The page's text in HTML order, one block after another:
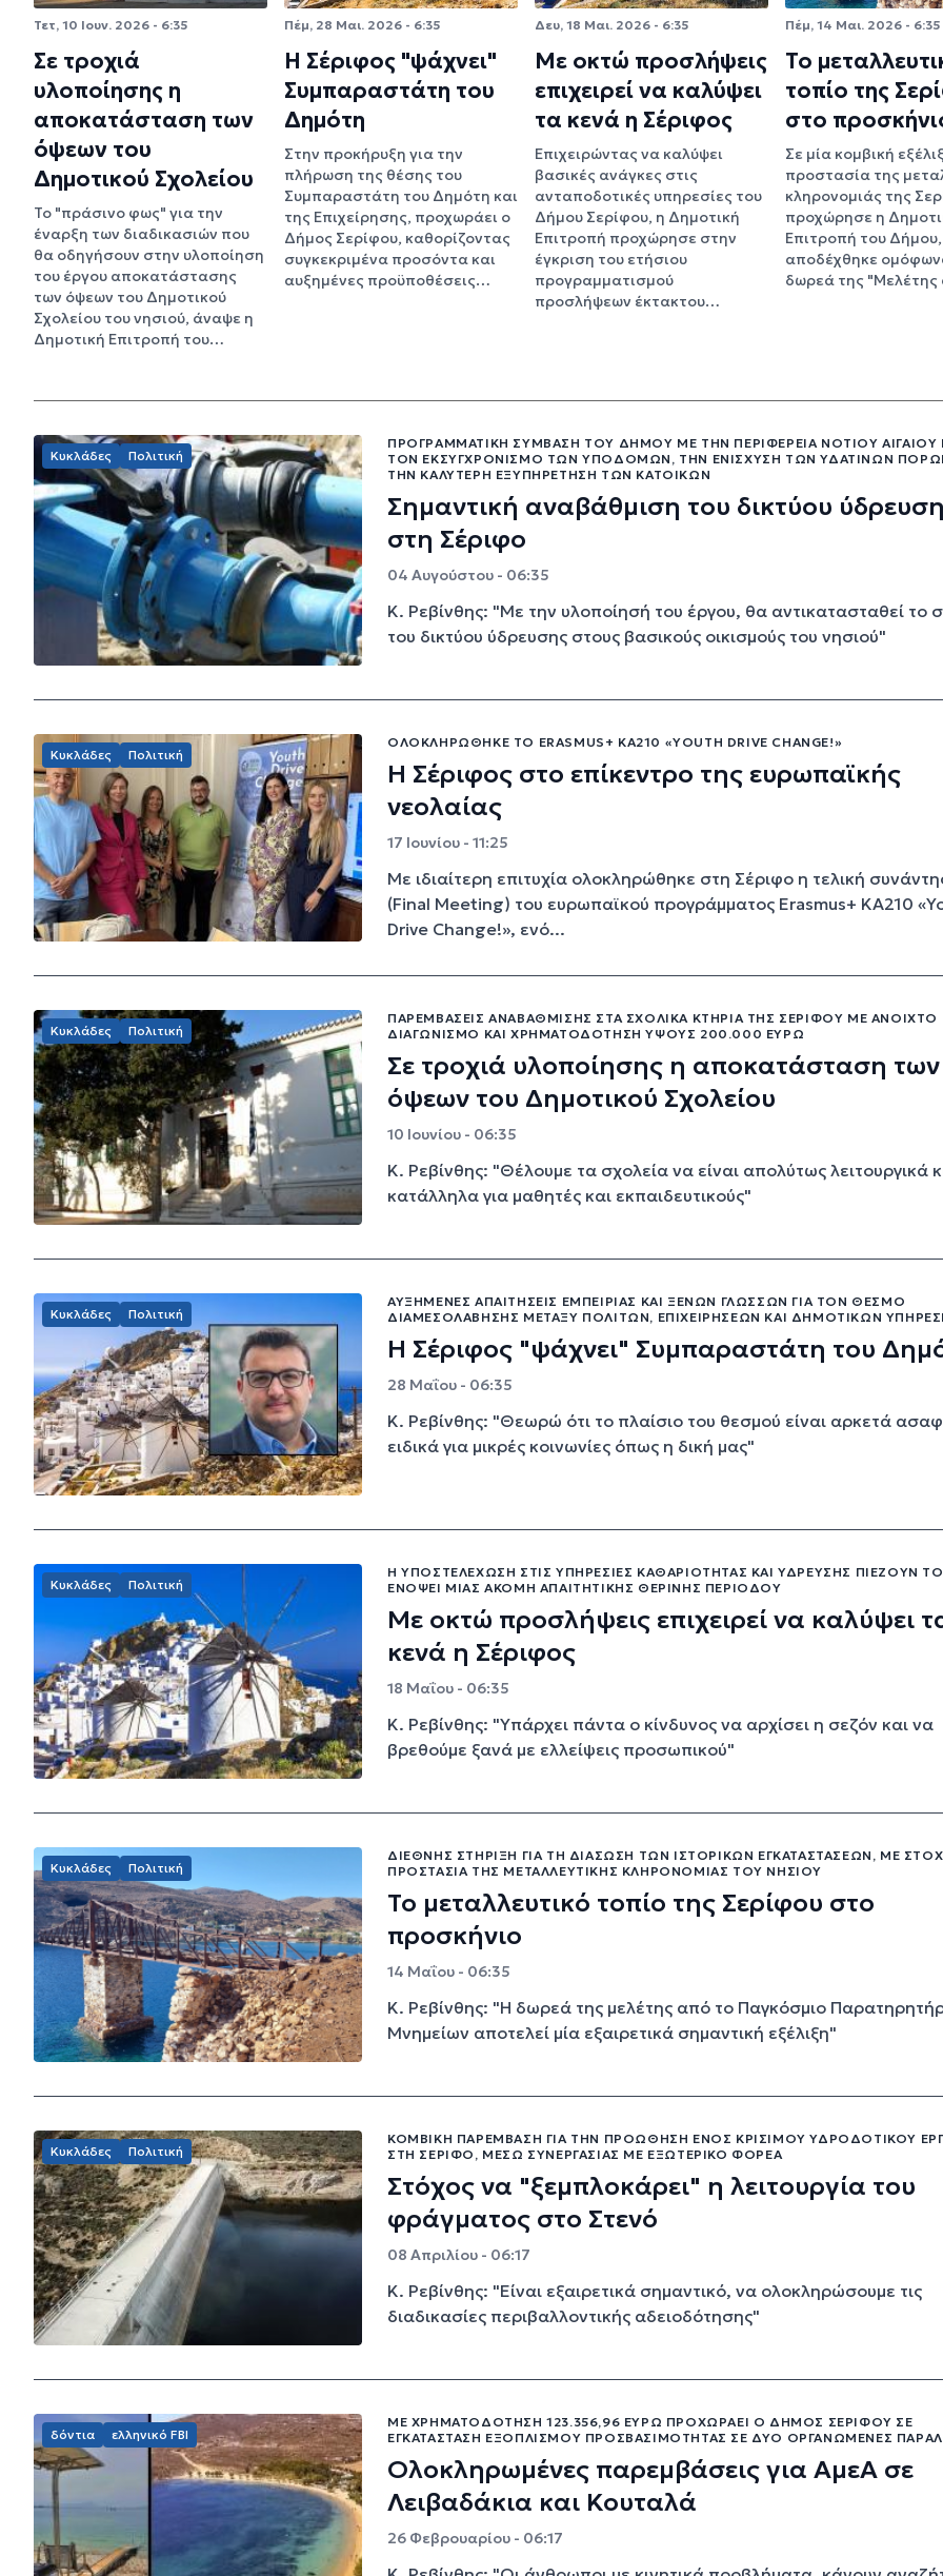
Τετ, 10 Ιουν. 2026 - 6:35
Σε τροχιά
υλοποίησης η
αποκατάσταση των
όψεων του
Δημοτικού Σχολείου
Το "πράσινο φως" για την
έναρξη των διαδικασιών που
θα οδηγήσουν στην υλοποίηση
του έργου αποκατάστασης
των όψεων του Δημοτικού
Σχολείου του νησιού, άναψε η
Δημοτική Επιτροπή του…
Πέμ, 28 Μαι. 2026 - 6:35
Η Σέριφος "ψάχνει"
Συμπαραστάτη του
Δημότη
Στην προκήρυξη για την
πλήρωση της θέσης του
Συμπαραστάτη του Δημότη και
της Επιχείρησης, προχωράει ο
Δήμος Σερίφου, καθορίζοντας
συγκεκριμένα προσόντα και
αυξημένες προϋποθέσεις…
Δευ, 18 Μαι. 2026 - 6:35
Με οκτώ προσλήψεις
επιχειρεί να καλύψει
τα κενά η Σέριφος
Επιχειρώντας να καλύψει
βασικές ανάγκες στις
ανταποδοτικές υπηρεσίες του
Δήμου Σερίφου, η Δημοτική
Επιτροπή προχώρησε στην
έγκριση του ετήσιου
προγραμματισμού
προσλήψεων έκτακτου…
Πέμ, 14 Μαι. 2026 - 6:35
Το
τοπίο της
στο
Σε μία κομβική
προστασία της
κληρονομιάς της
προχώρησε η
Επιτροπή του
αποδέχθηκε
δωρεά της
Κυκλάδες Πολιτική
ΠΡΟΓΡΑΜΜΑΤΙΚΉ ΣΎΜΒΑΣΗ ΤΟΥ ΔΉΜΟΥ ΜΕ ΤΗΝ ΠΕΡΙΦΈΡΕΙΑ ΝΟΤΊΟΥ ΑΙΓΑΊΟΥ
ΤΟΝ ΕΚΣΥΓΧΡΟΝΙΣΜΌ ΤΩΝ ΥΠΟΔΟΜΏΝ, ΤΗΝ ΕΝΊΣΧΥΣΗ ΤΩΝ ΥΔΆΤΙΝΩΝ
ΤΗΝ ΚΑΛΎΤΕΡΗ ΕΞΥΠΗΡΈΤΗΣΗ ΤΩΝ ΚΑΤΟΊΚΩΝ
Σημαντική αναβάθμιση του δικτύου
στη Σέριφο
04 Αυγούστου - 06:35
Κ. Ρεβίνθης: "Με την υλοποίησή του έργου, θα αντικατασταθεί το
του δικτύου ύδρευσης στους βασικούς οικισμούς του νησιού"
Κυκλάδες Πολιτική
ΟΛΟΚΛΗΡΏΘΗΚΕ ΤΟ ERASMUS+ KA210 «YOUTH DRIVE CHANGE!»
H Σέριφος στο επίκεντρο της ευρωπαϊκής
νεολαίας
17 Ιουνίου - 11:25
Με ιδιαίτερη επιτυχία ολοκληρώθηκε στη Σέριφο η τελική
(Final Meeting) του ευρωπαϊκού προγράμματος Erasmus+ KA210
Drive Change!», ενό...
Κυκλάδες Πολιτική
ΠΑΡΕΜΒΆΣΕΙΣ ΑΝΑΒΆΘΜΙΣΗΣ ΣΤΑ ΣΧΟΛΙΚΆ ΚΤΉΡΙΑ ΤΗΣ ΣΕΡΊΦΟΥ ΜΕ ΑΝΟΙΧΤΌ
ΔΙΑΓΩΝΙΣΜΌ ΚΑΙ ΧΡΗΜΑΤΟΔΌΤΗΣΗ ΎΨΟΥΣ 200.000 ΕΥΡΏ
Σε τροχιά υλοποίησης η αποκατάσταση των
όψεων του Δημοτικού Σχολείου
10 Ιουνίου - 06:35
Κ. Ρεβίνθης: "Θέλουμε τα σχολεία να είναι απολύτως λειτουργικά
κατάλληλα για μαθητές και εκπαιδευτικούς"
Κυκλάδες Πολιτική
ΑΥΞΗΜΈΝΕΣ ΑΠΑΙΤΉΣΕΙΣ ΕΜΠΕΙΡΊΑΣ ΚΑΙ ΞΈΝΩΝ ΓΛΩΣΣΏΝ ΓΙΑ ΤΟΝ ΘΕΣΜΌ
ΔΙΑΜΕΣΟΛΆΒΗΣΗΣ ΜΕΤΑΞΎ ΠΟΛΙΤΏΝ, ΕΠΙΧΕΙΡΉΣΕΩΝ ΚΑΙ ΔΗΜΟΤΙΚΏΝ
Η Σέριφος "ψάχνει" Συμπαραστάτη του
28 Μαΐου - 06:35
Κ. Ρεβίνθης: "Θεωρώ ότι το πλαίσιο του θεσμού είναι αρκετά
ειδικά για μικρές κοινωνίες όπως η δική μας"
Κυκλάδες Πολιτική
Η ΥΠΟΣΤΕΛΈΧΩΣΗ ΣΤΙΣ ΥΠΗΡΕΣΊΕΣ ΚΑΘΑΡΙΌΤΗΤΑΣ ΚΑΙ ΎΔΡΕΥΣΗΣ ΠΙΈΖΟΥΝ ΤΟ
ΕΝΌΨΕΙ ΜΙΑΣ ΑΚΌΜΗ ΑΠΑΙΤΗΤΙΚΉΣ ΘΕΡΙΝΉΣ ΠΕΡΙΌΔΟΥ
Με οκτώ προσλήψεις επιχειρεί να καλύψει
κενά η Σέριφος
18 Μαΐου - 06:35
Κ. Ρεβίνθης: "Υπάρχει πάντα ο κίνδυνος να αρχίσει η σεζόν και να
βρεθούμε ξανά με ελλείψεις προσωπικού"
Κυκλάδες Πολιτική
ΔΙΕΘΝΉΣ ΣΤΉΡΙΞΗ ΓΙΑ ΤΗ ΔΙΆΣΩΣΗ ΤΩΝ ΙΣΤΟΡΙΚΏΝ ΕΓΚΑΤΑΣΤΆΣΕΩΝ, ΜΕ
ΠΡΟΣΤΑΣΊΑ ΤΗΣ ΜΕΤΑΛΛΕΥΤΙΚΉΣ ΚΛΗΡΟΝΟΜΙΆΣ ΤΟΥ ΝΗΣΙΟΎ
Το μεταλλευτικό τοπίο της Σερίφου στο
προσκήνιο
14 Μαΐου - 06:35
Κ. Ρεβίνθης: "Η δωρεά της μελέτης από το Παγκόσμιο
Μνημείων αποτελεί μία εξαιρετικά σημαντική εξέλιξη"
Κυκλάδες Πολιτική
ΚΟΜΒΙΚΉ ΠΑΡΈΜΒΑΣΗ ΓΙΑ ΤΗΝ ΠΡΟΏΘΗΣΗ ΕΝΌΣ ΚΡΊΣΙΜΟΥ ΥΔΡΟΔΟΤΙΚΟΎ
ΣΤΗ ΣΈΡΙΦΟ, ΜΈΣΩ ΣΥΝΕΡΓΑΣΊΑΣ ΜΕ ΕΞΩΤΕΡΙΚΌ ΦΟΡΈΑ
Στόχος να "ξεμπλοκάρει" η λειτουργία του
φράγματος στο Στενό
08 Απριλίου - 06:17
Κ. Ρεβίνθης: "Είναι εξαιρετικά σημαντικό, να ολοκληρώσουμε τις
διαδικασίες περιβαλλοντικής αδειοδότησης"
δόντια ελληνικό FBI
ΜΕ ΧΡΗΜΑΤΟΔΌΤΗΣΗ 123.356,96 ΕΥΡΏ ΠΡΟΧΩΡΆΕΙ Ο ΔΉΜΟΣ ΣΕΡΊΦΟΥ ΣΕ
ΕΓΚΑΤΆΣΤΑΣΗ ΕΞΟΠΛΙΣΜΟΎ ΠΡΟΣΒΑΣΙΜΌΤΗΤΑΣ ΣΕ ΔΎΟ ΟΡΓΑΝΩΜΈΝΕΣ
Ολοκληρωμένες παρεμβάσεις για ΑμεΑ σε
Λειβαδάκια και Κουταλά
26 Φεβρουαρίου - 06:17